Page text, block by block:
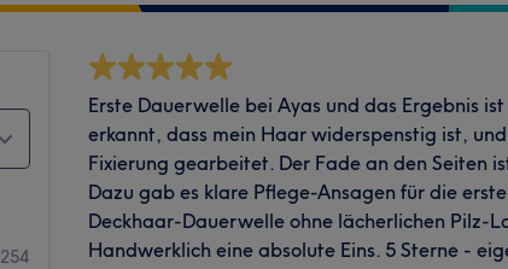
254
Erste Dauerwelle bei Ayas und das Ergebnis
erkannt, dass mein Haar widerspenstig ist,
Fixierung gearbeitet. Der Fade an den Seiten
Dazu gab es klare Pflege-Ansagen für die
Deckhaar-Dauerwelle ohne lächerlichen Pilz-
Handwerklich eine absolute Eins. 5 Sterne -